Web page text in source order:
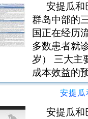
安提瓜和
群岛中部的
国正在经历
多数患者就
岁） 三大主
成本效益的
包括 HIV 艾
因 大约
息、早产和
安提瓜
安提瓜和